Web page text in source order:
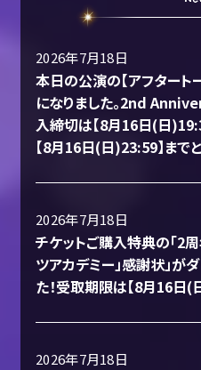
2026年7月18日
本日の公演の【アフタート
になりました。2nd
入締切は【8月16日(日
【8月16日(日)23:59】までと
2026年7月18日
チケットご購入特典の「2周
ツアカデミー」感謝状」が
た！受取期限は【8月16日(
2026年7月18日